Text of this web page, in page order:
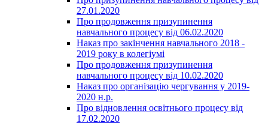
27.01.2020
Про продовження призупинення
навчального процесу від 06.02.2020
Наказ про закінчення навчального 2018 -
2019 року в колегіумі
Про продовження призупинення
навчального процесу від 10.02.2020
Наказ про організацію чергування у 2019-
2020 н.р.
Про відновлення освітнього процесу від
17.02.2020